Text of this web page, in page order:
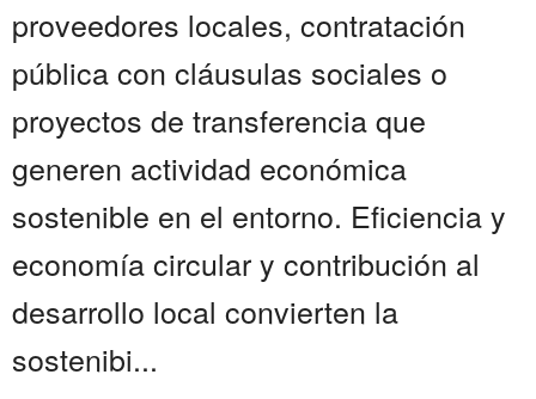
proveedores locales, contratación
pública con cláusulas sociales o
proyectos de transferencia que
generen actividad económica
sostenible en el entorno. Eficiencia y
economía circular y contribución al
desarrollo local convierten la
sostenibi...